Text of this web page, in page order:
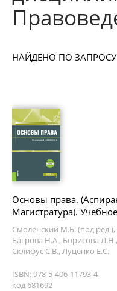
НАЙДЕНО ПО
Основы права.
Магистратура).
Смоленский М.Б. (под
Багрова Н.А., Борисова
Склифус С.В., Луценко Е.С.
ISBN: 978-5-406-11793-4
код 681692